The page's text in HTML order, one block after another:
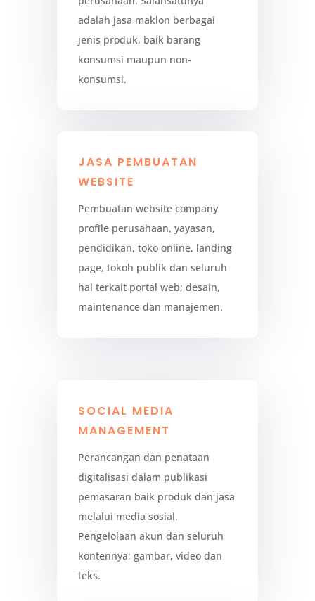
adalah jasa maklon berbagai
jenis produk, baik barang
konsumsi maupun non-
konsumsi.
JASA PEMBUATAN
WEBSITE
Pembuatan website company
profile perusahaan, yayasan,
pendidikan, toko online, landing
page, tokoh publik dan seluruh
hal terkait portal web; desain,
maintenance dan manajemen.
SOCIAL MEDIA
MANAGEMENT
Perancangan dan penataan
digitalisasi dalam publikasi
pemasaran baik produk dan jasa
melalui media sosial.
Pengelolaan akun dan seluruh
kontennya; gambar, video dan
teks.